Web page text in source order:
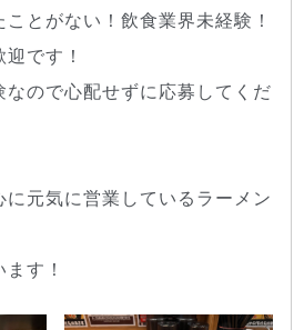
とがない！飲食業界未経験！
です！
なので心配せずに応募してくだ
に元気に営業しているラーメン
す！